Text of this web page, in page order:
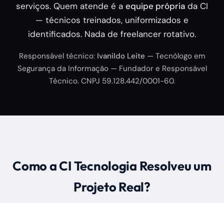
serviços. Quem atende é a equipe própria da CI
— técnicos treinados, uniformizados e
identificados. Nada de freelancer rotativo.
Responsável técnico: Ivanildo Leite — Tecnólogo em
Segurança da Informação — Fundador e Responsável
Técnico. CNPJ 59.128.442/0001-60.
Como a CI Tecnologia Resolveu um
Projeto Real?